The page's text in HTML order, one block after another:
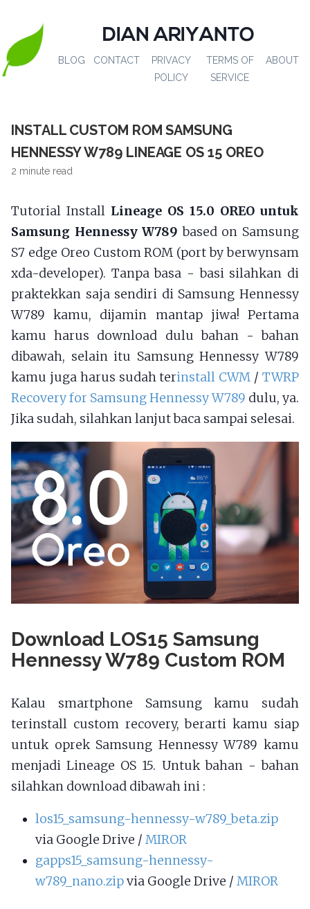
DIAN ARIYANTO
BLOG CONTACT
PRIVACY
POLICY
TERMS OF
SERVICE
ABOUT
INSTALL CUSTOM ROM SAMSUNG
HENNESSY W789 LINEAGE OS 15 OREO
2 minute read
Tutorial Install Lineage OS 15.0 OREO untuk
Samsung Hennessy W789 based on Samsung
S7 edge Oreo Custom ROM (port by berwynsam
xda-developer). Tanpa basa - basi silahkan di
praktekkan saja sendiri di Samsung Hennessy
W789 kamu, dijamin mantap jiwa! Pertama
kamu harus download dulu bahan - bahan
dibawah, selain itu Samsung Hennessy W789
kamu juga harus sudah terinstall CWM /TWRP
Recovery for Samsung Hennessy W789 dulu, ya.
Jika sudah, silahkan lanjut baca sampai selesai.
Download LOS15 Samsung
Hennessy W789 Custom ROM
Kalau smartphone Samsung kamu sudah
terinstall custom recovery, berarti kamu siap
untuk oprek Samsung Hennessy W789 kamu
menjadi Lineage OS 15. Untuk bahan - bahan
silahkan download dibawah ini :
los15_samsung-hennessy-w789_beta.zip
via Google Drive /MIROR
gapps15_samsung-hennessy-
w789_nano.zipvia Google Drive /MIROR